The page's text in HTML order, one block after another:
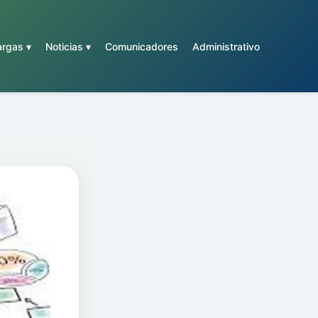
▾ Noticias ▾ Comunicadores Administrativo